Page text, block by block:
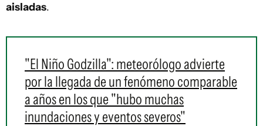
aisladas.
"El Niño Godzilla": meteorólogo advierte
por la llegada de un fenómeno comparable
a años en los que "hubo muchas
inundaciones y eventos severos"